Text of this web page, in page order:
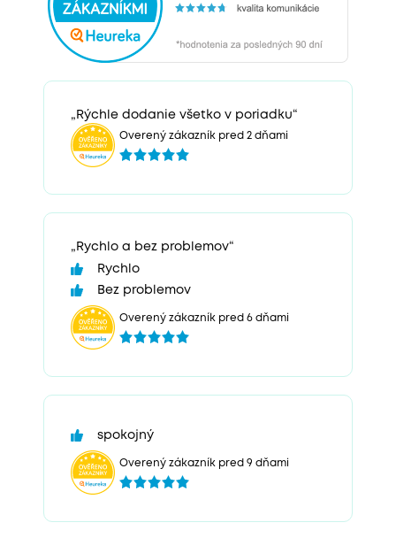
„Rýchle dodanie všetko v poriadku“
Overený zákazník pred 2 dňami
„Rychlo a bez problemov“
Rychlo
Bez problemov
Overený zákazník pred 6 dňami
spokojný
Overený zákazník pred 9 dňami